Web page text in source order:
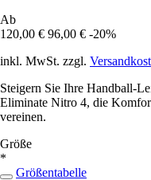
Ab
120,00 € 96,00 € -20%
inkl. MwSt. zzgl.
Steigern Sie Ihre Handball-
Eliminate Nitro 4, die
vereinen.
Größe
*
Größentabelle